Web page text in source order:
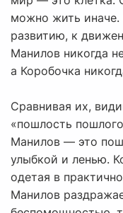
можно жить иначе.
развитию, к
Манилов никогда
а Коробочка
Сравнивая их,
«пошлость
Манилов — это
улыбкой и ленью.
одетая в
Манилов